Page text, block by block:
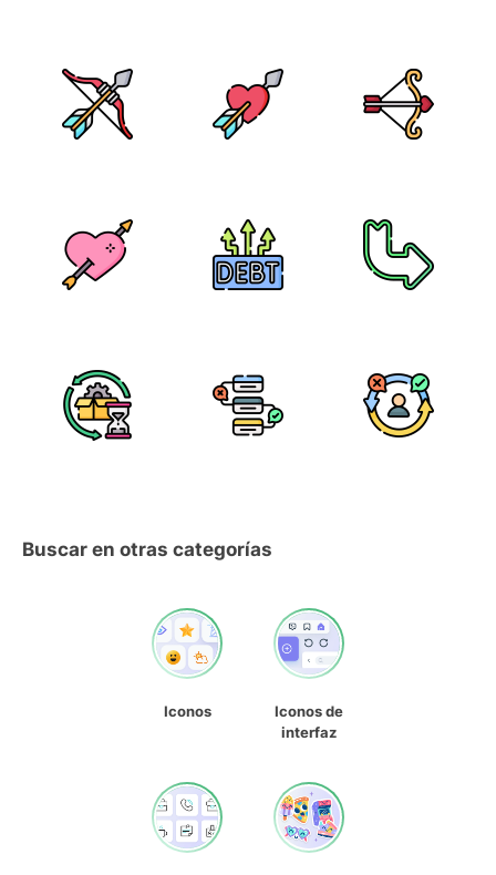
Buscar en otras categorías
Iconos
Iconos de
interfaz